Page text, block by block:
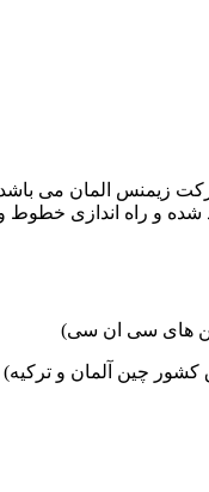
تحت نظارت ودوره دیده ای
و راه اندازی
کشور چین آلمان و ترکیه)